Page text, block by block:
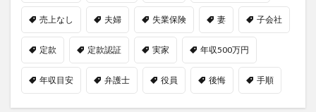
売上なし 夫婦 失業保険 妻 子会社
定款 定款認証 実家 年収500万円
年収目安 弁護士 役員 後悔 手順